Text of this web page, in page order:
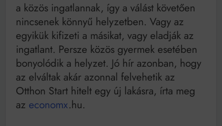
Mindenki a világot akarja uralni – de nem csak a 80-
as években
Bitumenes lapostetők: a bevált technológia akkor
működik, ha jól van felújítva
a közös ingatlannak, így a válást követően
nincsenek könnyű helyzetben. Vagy az
egyikük kifizeti a másikat, vagy eladják az
ingatlant. Persze közös gyermek esetében
bonyolódik a helyzet. Jó hír azonban, hogy
az elváltak akár azonnal felvehetik az
Otthon Start hitelt egy új lakásra, írta meg
az economx.hu.